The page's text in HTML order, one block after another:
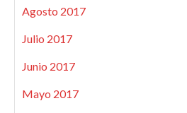
Agosto 2017
Julio 2017
Junio 2017
Mayo 2017